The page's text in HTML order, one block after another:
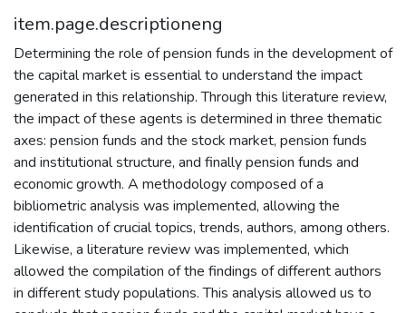
item.page.descriptioneng
Determining the role of pension funds in the development of
the capital market is essential to understand the impact
generated in this relationship. Through this literature review,
the impact of these agents is determined in three thematic
axes: pension funds and the stock market, pension funds
and institutional structure, and finally pension funds and
economic growth. A methodology composed of a
bibliometric analysis was implemented, allowing the
identification of crucial topics, trends, authors, among others.
Likewise, a literature review was implemented, which
allowed the compilation of the findings of different authors
in different study populations. This analysis allowed us to